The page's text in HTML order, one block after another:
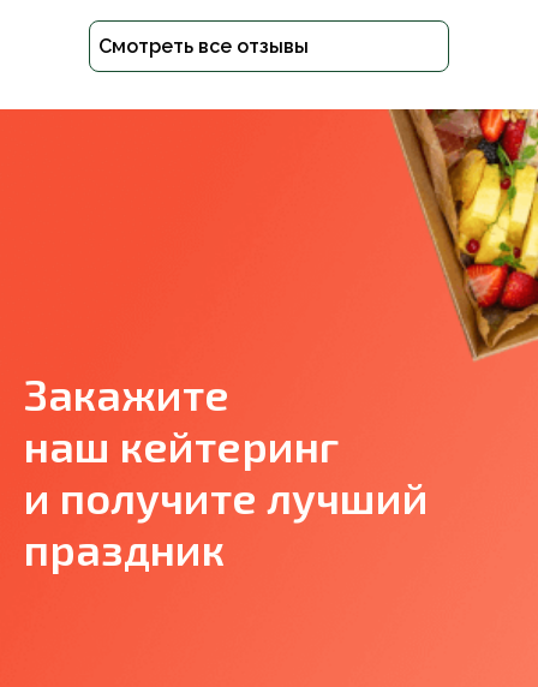
Смотреть все отзывы
Закажите
наш кейтеринг
и получите лучший
праздник